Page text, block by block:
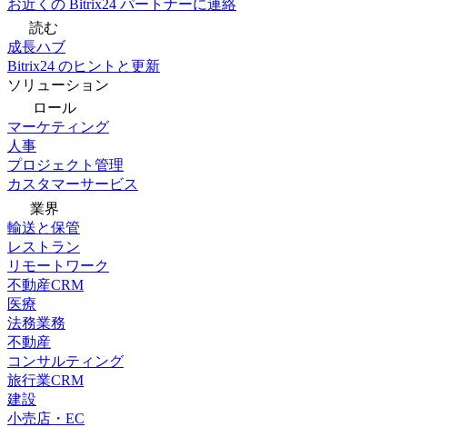
お近くの Bitrix24 パートナーに連絡
読む
成長ハブ
Bitrix24 のヒントと更新
ソリューション
ロール
マーケティング
人事
プロジェクト管理
カスタマーサービス
業界
輸送と保管
レストラン
リモートワーク
不動産CRM
医療
法務業務
不動産
コンサルティング
旅行業CRM
建設
小売店・EC